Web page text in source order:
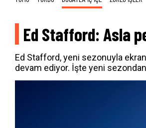
Ed Stafford: Asla
Ed Stafford, yeni sezonuyla
devam ediyor. İşte yeni